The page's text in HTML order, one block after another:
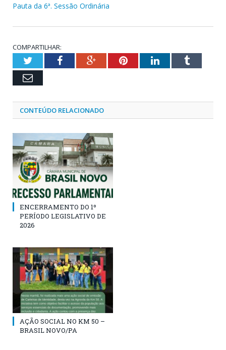
Pauta da 6ª. Sessão Ordinária
COMPARTILHAR:
TwitterFacebookGoogle+PinterestLinkedInTumblr
Email
CONTEÚDO RELACIONADO
ENCERRAMENTO DO 1º
PERÍODO LEGISLATIVO DE
2026
AÇÃO SOCIAL NO KM 50 –
BRASIL NOVO/PA